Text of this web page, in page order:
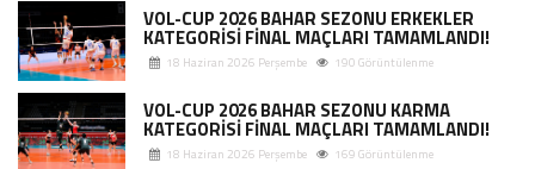
VOL-CUP 2026 BAHAR SEZONU ERKEKLER
KATEGORİSİ FİNAL MAÇLARI TAMAMLANDI!
18 Haziran 2026 Perşembe 190 Görüntülenme
VOL-CUP 2026 BAHAR SEZONU KARMA
KATEGORİSİ FİNAL MAÇLARI TAMAMLANDI!
18 Haziran 2026 Perşembe 169 Görüntülenme